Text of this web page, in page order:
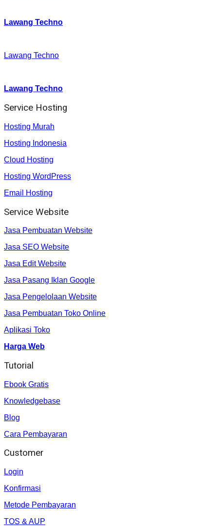
Lawang Techno
Lawang Techno
Lawang Techno
Service Hosting
Hosting Murah
Hosting Indonesia
Cloud Hosting
Hosting WordPress
Email Hosting
Service Website
Jasa Pembuatan Website
Jasa SEO Website
Jasa Edit Website
Jasa Pasang Iklan Google
Jasa Pengelolaan Website
Jasa Pembuatan Toko Online
Aplikasi Toko
Harga Web
Tutorial
Ebook Gratis
Knowledgebase
Blog
Cara Pembayaran
Customer
Login
Konfirmasi
Metode Pembayaran
TOS & AUP